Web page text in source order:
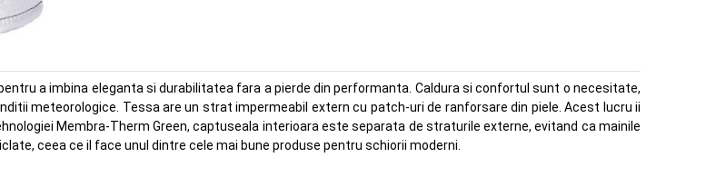
a imbina eleganta si durabilitatea fara a pierde din performanta. Caldura si confortul sunt o necesitate,
meteorologice. Tessa are un strat impermeabil extern cu patch-uri de ranforsare din piele. Acest lucru ii
Membra-Therm Green, captuseala interioara este separata de straturile externe, evitand ca mainile
ceea ce il face unul dintre cele mai bune produse pentru schiorii moderni.